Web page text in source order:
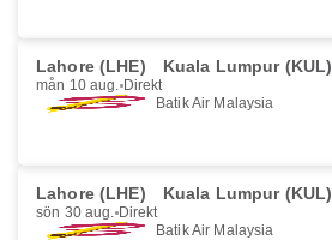
Lahore (LHE) Kuala Lumpur (KUL)
mån 10 aug. Direkt
Batik Air Malaysia
Lahore (LHE) Kuala Lumpur (KUL)
sön 30 aug. Direkt
Batik Air Malaysia